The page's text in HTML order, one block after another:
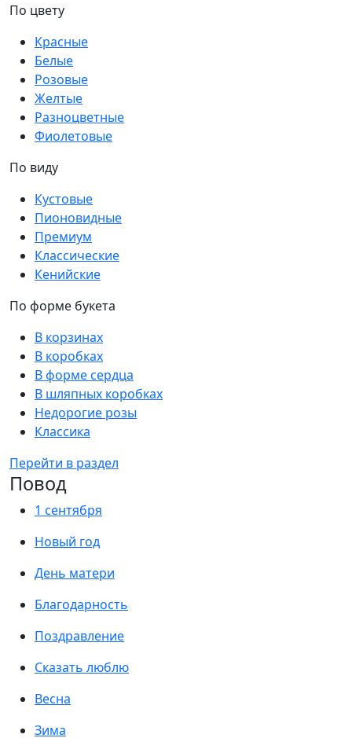
По цвету
Красные
Белые
Розовые
Желтые
Разноцветные
Фиолетовые
По виду
Кустовые
Пионовидные
Премиум
Классические
Кенийские
По форме букета
В корзинах
В коробках
В форме сердца
В шляпных коробках
Недорогие розы
Классика
Перейти в раздел
Повод
1 сентября
Новый год
День матери
Благодарность
Поздравление
Сказать люблю
Весна
Зима